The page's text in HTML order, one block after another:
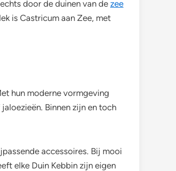
door de duinen van de zee
is Castricum aan Zee, met
hun moderne vormgeving
Binnen zijn en toch
accessoires. Bij mooi
elke Duin Kebbin zijn eigen